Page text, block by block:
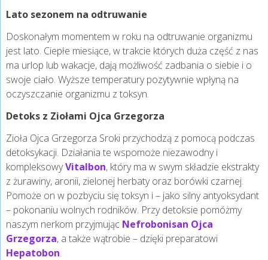
Lato sezonem na odtruwanie
Doskonałym momentem w roku na odtruwanie organizmu
jest lato. Ciepłe miesiące, w trakcie których duża część z nas
ma urlop lub wakacje, dają możliwość zadbania o siebie i o
swoje ciało. Wyższe temperatury pozytywnie wpłyną na
oczyszczanie organizmu z toksyn.
Detoks z Ziołami Ojca Grzegorza
Zioła Ojca Grzegorza Sroki przychodzą z pomocą podczas
detoksykacji. Działania te wspomoże niezawodny i
kompleksowyVitalbon, który ma w swym składzie ekstrakty
z żurawiny, aronii, zielonej herbaty oraz borówki czarnej.
Pomoże on w pozbyciu się toksyn i – jako silny antyoksydant
– pokonaniu wolnych rodników. Przy detoksie pomóżmy
naszym nerkom przyjmując Nefrobonisan Ojca
Grzegorza, a także wątrobie – dzięki preparatowi
Hepatobon.